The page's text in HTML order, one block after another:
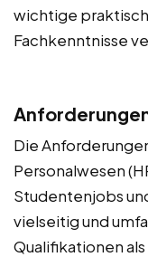
wichtige
Fachkenntnisse
Die
Personalwesen
Studentenjobs
vielseitig und
Qualifikationen